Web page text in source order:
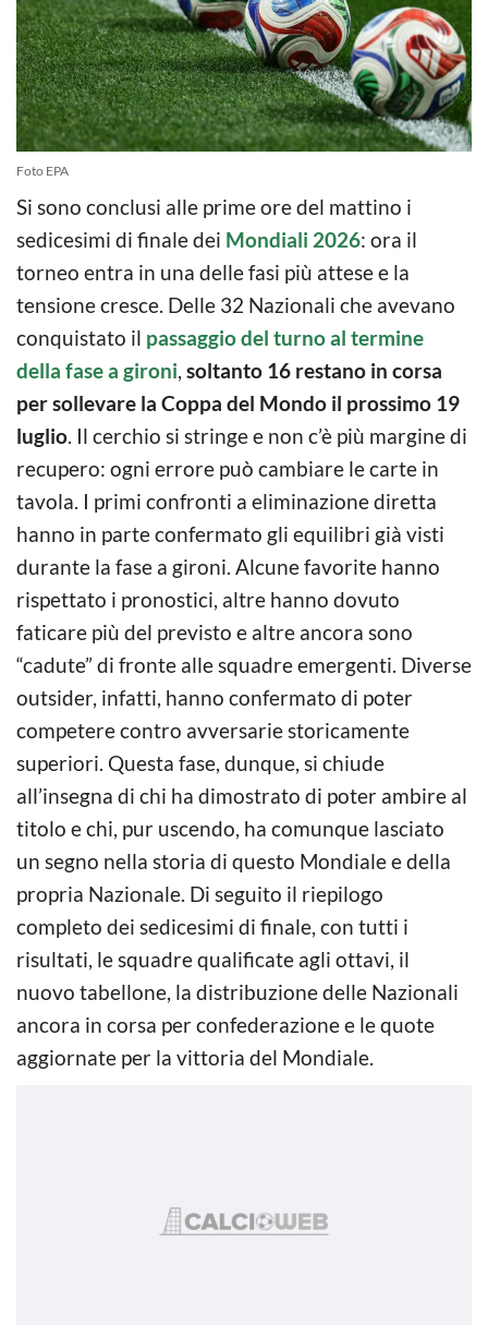
Foto EPA
Si sono conclusi alle prime ore del mattino i
sedicesimi di finale dei Mondiali 2026: ora il
torneo entra in una delle fasi più attese e la
tensione cresce. Delle 32 Nazionali che avevano
conquistato il passaggio del turno al termine
della fase a gironi, soltanto 16 restano in corsa
per sollevare la Coppa del Mondo il prossimo 19
luglio. Il cerchio si stringe e non c’è più margine di
recupero: ogni errore può cambiare le carte in
tavola. I primi confronti a eliminazione diretta
hanno in parte confermato gli equilibri già visti
durante la fase a gironi. Alcune favorite hanno
rispettato i pronostici, altre hanno dovuto
faticare più del previsto e altre ancora sono
“cadute” di fronte alle squadre emergenti. Diverse
outsider, infatti, hanno confermato di poter
competere contro avversarie storicamente
superiori. Questa fase, dunque, si chiude
all’insegna di chi ha dimostrato di poter ambire al
titolo e chi, pur uscendo, ha comunque lasciato
un segno nella storia di questo Mondiale e della
propria Nazionale. Di seguito il riepilogo
completo dei sedicesimi di finale, con tutti i
risultati, le squadre qualificate agli ottavi, il
nuovo tabellone, la distribuzione delle Nazionali
ancora in corsa per confederazione e le quote
aggiornate per la vittoria del Mondiale.